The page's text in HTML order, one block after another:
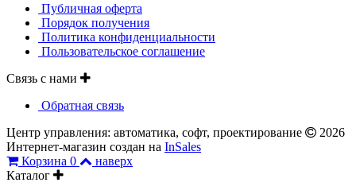
Публичная оферта
Порядок получения
Политика конфиденциальности
Пользовательское соглашение
Связь с нами
Обратная связь
Центр управления: автоматика, софт, проектирование
2026
Интернет-магазин создан на InSales
Корзина 0
наверх
Каталог